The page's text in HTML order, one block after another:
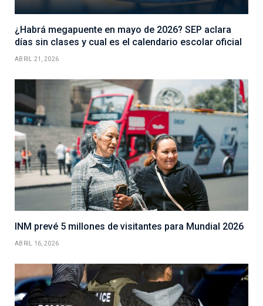
¿Habrá megapuente en mayo de 2026? SEP aclara
días sin clases y cual es el calendario escolar oficial
ABRIL 21, 2026
INM prevé 5 millones de visitantes para Mundial 2026
ABRIL 16, 2026